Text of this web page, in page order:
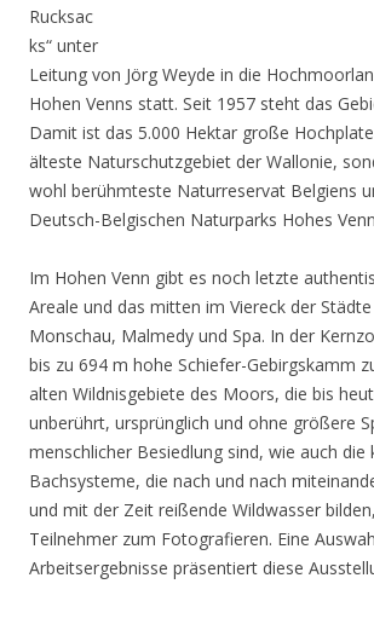
Rucksac
ks“ unter
Leitung von Jörg Weyde in die
Hohen Venns statt. Seit 1957 steht das
Damit ist das 5.000 Hektar große
älteste Naturschutzgebiet der Wallonie,
wohl berühmteste Naturreservat Belgiens
Deutsch-Belgischen Naturparks Hohes
Im Hohen Venn gibt es noch letzte
Areale und das mitten im Viereck der Städte
Monschau, Malmedy und Spa. In der
bis zu 694 m hohe Schiefer-Gebirgskamm
alten Wildnisgebiete des Moors, die bis
unberührt, ursprünglich und ohne größere
menschlicher Besiedlung sind, wie auch die
Bachsysteme, die nach und nach
und mit der Zeit reißende Wildwasser
Teilnehmer zum Fotografieren. Eine
Arbeitsergebnisse präsentiert diese